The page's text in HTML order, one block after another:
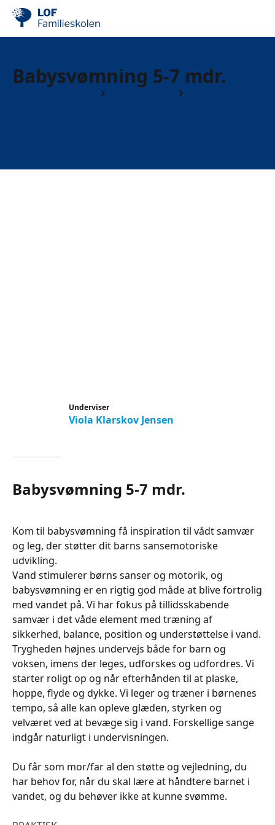
Babysvømning 5-7 mdr.
Underviser
Viola Klarskov Jensen
Babysvømning 5-7 mdr.
Kom til babysvømning få inspiration til vådt samvær
og leg, der støtter dit barns sansemotoriske
udvikling.
Vand stimulerer børns sanser og motorik, og
babysvømning er en rigtig god måde at blive fortrolig
med vandet på. Vi har fokus på tillidsskabende
samvær i det våde element med træning af
sikkerhed, balance, position og understøttelse i vand.
Trygheden højnes undervejs både for barn og
voksen, imens der leges, udforskes og udfordres. Vi
starter roligt op og når efterhånden til at plaske,
hoppe, flyde og dykke. Vi leger og træner i børnenes
tempo, så alle kan opleve glæden, styrken og
velværet ved at bevæge sig i vand. Forskellige sange
indgår naturligt i undervisningen.
Du får som mor/far al den støtte og vejledning, du
har behov for, når du skal lære at håndtere barnet i
vandet, og du behøver ikke at kunne svømme.